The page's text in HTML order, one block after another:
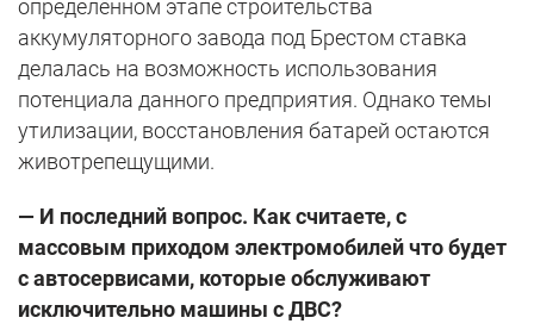
определённом этапе строительства
аккумуляторного завода под Брестом ставка
делалась на возможность использования
потенциала данного предприятия. Однако темы
утилизации, восстановления батарей остаются
животрепещущими.
— И последний вопрос. Как считаете, с
массовым приходом электромобилей что будет
с автосервисами, которые обслуживают
исключительно машины с ДВС?